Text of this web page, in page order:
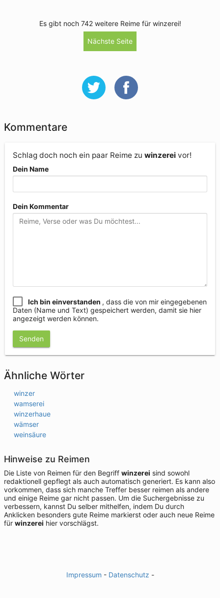
Es gibt noch 742 weitere Reime für winzerei!
Nächste Seite
Kommentare
Schlag doch noch ein paar Reime zu winzerei vor!
Dein Name
Dein Kommentar
Ich bin einverstanden , dass die von mir eingegebenen
Daten (Name und Text) gespeichert werden, damit sie hier
angezeigt werden können.
Senden
Ähnliche Wörter
winzer
wamserei
winzerhaue
wämser
weinsäure
Hinweise zu Reimen
Die Liste von Reimen für den Begriff winzerei sind sowohl
redaktionell gepflegt als auch automatisch generiert. Es kann also
vorkommen, dass sich manche Treffer besser reimen als andere
und einige Reime gar nicht passen. Um die Suchergebnisse zu
verbessern, kannst Du selber mithelfen, indem Du durch
Anklicken besonders gute Reime markierst oder auch neue Reime
für winzerei hier vorschlägst.
Impressum - Datenschutz -